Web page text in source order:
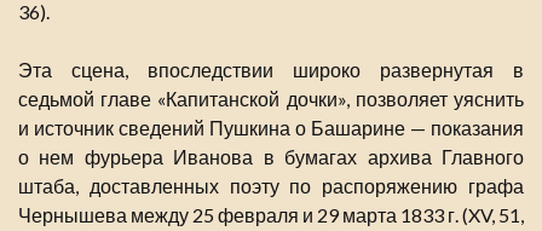
36).
Эта сцена, впоследствии широко развернутая в
седьмой главе «Капитанской дочки», позволяет уяснить
и источник сведений Пушкина о Башарине — показания
о нем фурьера Иванова в бумагах архива Главного
штаба, доставленных поэту по распоряжению графа
Чернышева между 25 февраля и 29 марта 1833 г. (XV, 51,